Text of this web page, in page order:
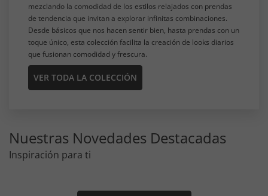
mezclando la comodidad de los estilos relajados con prendas
de tendencia que invitan a explorar infinitas combinaciones.
Desde básicos que nos hacen sentir bien, hasta prendas con un
toque único, esta colección facilita la creación de looks diarios
que fusionan comodidad y frescura.
VER TODA LA COLECCIÓN
Nuestras Novedades Destacadas
Inspiración para ti